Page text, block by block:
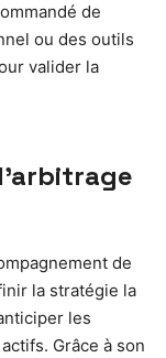
de
ou des outils
valider la
de
la stratégie la
les
Grâce à son